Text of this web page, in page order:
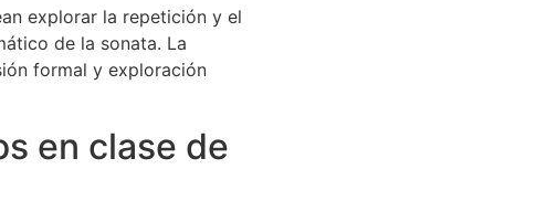
explorar la repetición y el
de la sonata. La
formal y exploración
en clase de